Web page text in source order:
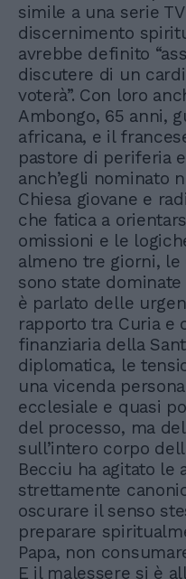
simile a una serie
discernimento
avrebbe definito
discutere di un
voterà”. Con loro
Ambongo, 65 anni,
africana, e il
pastore di periferia
anch’egli nominato
Chiesa giovane e
che fatica a
omissioni e le
almeno tre giorni, le
sono state
è parlato delle
rapporto tra Curia e
finanziaria della
diplomatica, le
una vicenda
ecclesiale e quasi
del processo, ma
sull’intero corpo
Becciu ha agitato le
strettamente
oscurare il senso
preparare
Papa, non
E il malessere si è